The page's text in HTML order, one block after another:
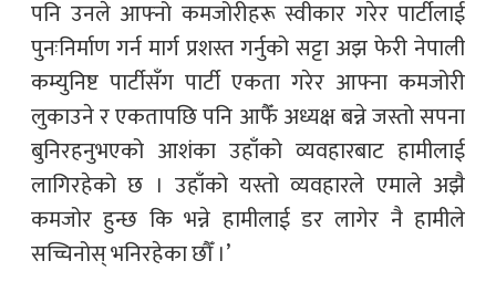
पनि उनले आफ्नो कमजोरीहरू स्वीकार गरेर पार्टीलाई
पुनःनिर्माण गर्न मार्ग प्रशस्त गर्नुको सट्टा अझ फेरी नेपाली
कम्युनिष्ट पार्टीसँग पार्टी एकता गरेर आफ्ना कमजोरी
लुकाउने र एकतापछि पनि आफैँ अध्यक्ष बन्ने जस्तो सपना
बुनिरहनुभएको आशंका उहाँको व्यवहारबाट हामीलाई
लागिरहेको छ । उहाँको यस्तो व्यवहारले एमाले अझै
कमजोर हुन्छ कि भन्ने हामीलाई डर लागेर नै हामीले
सच्चिनोस् भनिरहेका छौँ ।’